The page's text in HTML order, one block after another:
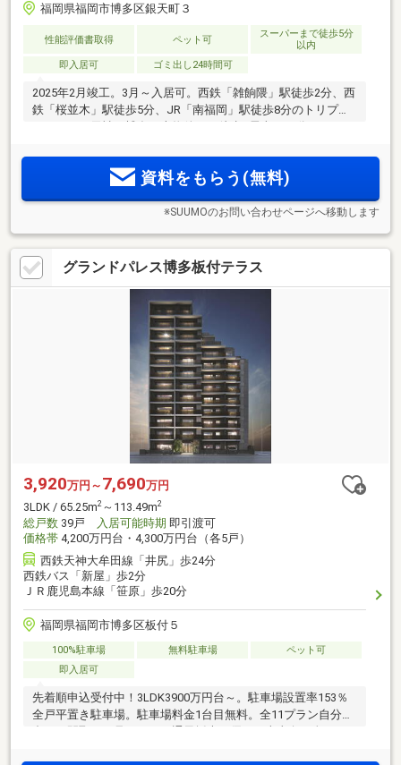
福岡県福岡市博多区銀天町３
性能評価書取得 ペット可
スーパーまで徒歩5分
以内
即入居可
ゴミ出し24時間可
2025年2月竣工。3月～入居可。西鉄「雑餉隈」駅徒歩2分、西
鉄「桜並木」駅徒歩5分、JR「南福岡」駅徒歩8分のトリプル
資料をもらう(無料)
※SUUMOのお問い合わせページへ移動します
グランドパレス博多板付テラス
3,920万円～ 7,690万円
3LDK / 65.25m2 ～113.49m2
総戸数 39戸 入居可能時期 即引渡可
価格帯 4,200万円台・4,300万円台（各5戸）
西鉄天神大牟田線「井尻」歩24分
西鉄バス「新屋」歩2分
ＪＲ鹿児島本線「笹原」歩20分
福岡県福岡市博多区板付５
100%駐車場 無料駐車場
ペット可
即入居可
先着順申込受付中！3LDK3900万円台～。駐車場設置率153％
全戸平置き駐車場。駐車場料金1台目無料。全11プラン自分に